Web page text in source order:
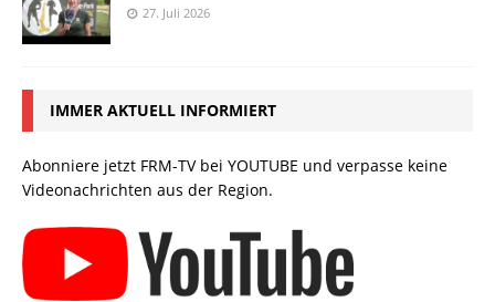
27. Juli 2026
IMMER AKTUELL INFORMIERT
Abonniere jetzt FRM-TV bei YOUTUBE und verpasse keine
Videonachrichten aus der Region.